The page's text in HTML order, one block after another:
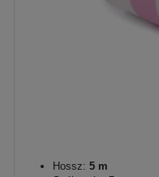
Hossz: 5 m